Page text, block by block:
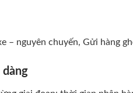
– nguyên chuyến, Gửi hàng
dàng